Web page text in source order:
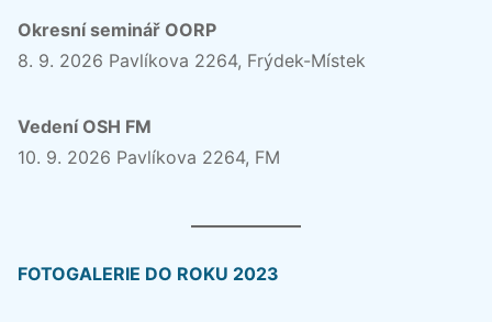
Okresní seminář OORP
8. 9. 2026 Pavlíkova 2264, Frýdek-Místek
Vedení OSH FM
10. 9. 2026 Pavlíkova 2264, FM
FOTOGALERIE DO ROKU 2023